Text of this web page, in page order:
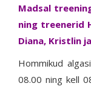
Madsal
ning treenerid
Diana, Kristlin
Hommikud
08.00 ning kell